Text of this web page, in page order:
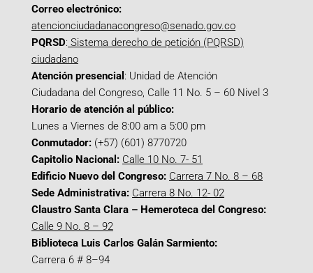
Correo electrónico:
atencionciudadanacongreso@senado.gov.co
PQRSD: Sistema derecho de petición (PQRSD)
ciudadano
Atención presencial : Unidad de Atención
Ciudadana del Congreso, Calle 11 No. 5 – 60 Nivel 3
Horario de atención al público:
Lunes a Viernes de 8:00 am a 5:00 pm
Conmutador: (+57) (601) 8770720
Capitolio Nacional: Calle 10 No. 7- 51
Edificio Nuevo del Congreso: Carrera 7 No. 8 – 68
Sede Administrativa: Carrera 8 No. 12- 02
Claustro Santa Clara – Hemeroteca del Congreso:
Calle 9 No. 8 – 92
Biblioteca Luis Carlos Galán Sarmiento:
Carrera 6 # 8–94